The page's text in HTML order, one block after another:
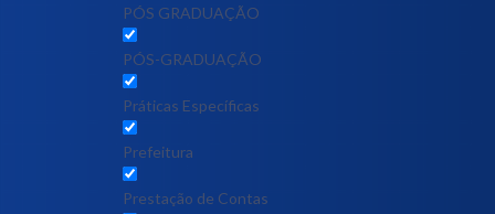
PÓS GRADUAÇÃO
PÓS-GRADUAÇÃO
Práticas Específicas
Prefeitura
Prestação de Contas